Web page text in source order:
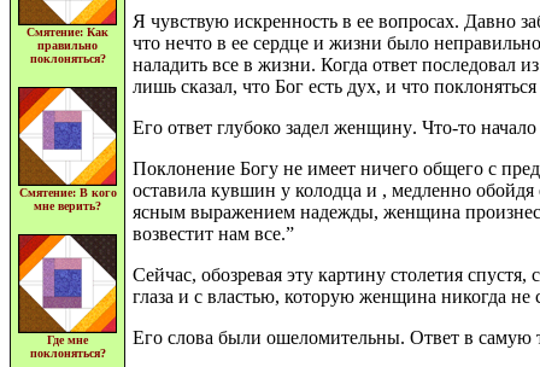
Смятение: Как
правильно
поклоняться?
Смятение: В кого
мне верить?
Где мне
поклоняться?
Я чувствую искренность в ее вопросах. Давно
что нечто в ее сеpдце и жизни было
наладить все в жизни. Когда ответ последовал
лишь сказал, что Бог есть дух, и что
Его ответ глубоко задел женщину. Что-то
Поклонение Богу не имеет ничего общего с
оставила кувшин у колодца и , медленно
ясным выражением надежды, женщина
возвестит нам все.”
Сейчас, обозревая эту картину столетия
глаза и с властью, которую женщина никогда
Его слова были ошеломительны. Ответ в самую